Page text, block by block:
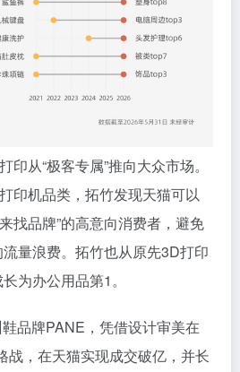
从“极客专属”推向大众市场。
印机品类，拓竹发现天猫可以
找品牌”的高意向消费者，避免
流量浪费。拓竹也从原先3D打印
为办公用品第1。
品牌PANE，凭借设计审美在
战，在天猫实现成交破亿，并长